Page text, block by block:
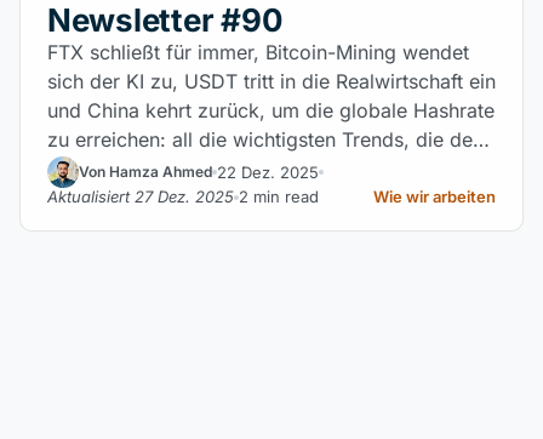
Newsletter #90
FTX schließt für immer, Bitcoin-Mining wendet
sich der KI zu, USDT tritt in die Realwirtschaft ein
und China kehrt zurück, um die globale Hashrate
zu erreichen: all die wichtigsten Trends, die den
Kryptomarkt Ende 2025 neu definieren.
Von Hamza Ahmed 22 Dez. 2025
Aktualisiert 27 Dez. 2025 2 min read Wie wir arbeiten